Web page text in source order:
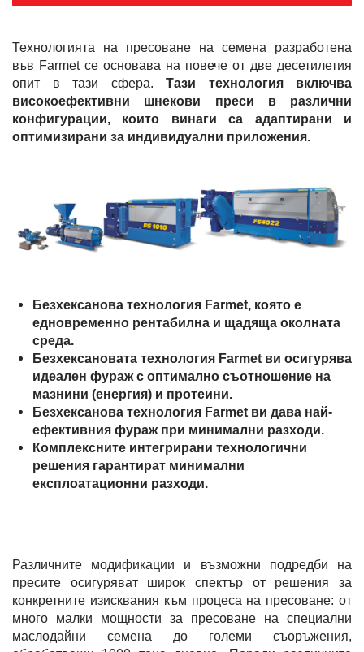
Технологията на пресоване на семена разработена
във Farmet се основава на повече от две десетилетия
опит в тази сфера. Тази технология включва
високоефективни шнекови преси в различни
конфигурации, които винаги са адаптирани и
оптимизирани за индивидуални приложения.
Безхексанова технология Farmet, която е
едновременно рентабилна и щадяща околната
среда.
Безхексановата технология Farmet ви осигурява
идеален фураж с оптимално съотношение на
мазнини (енергия) и протеини.
Безхексанова технология Farmet ви дава най-
ефективния фураж при минимални разходи.
Комплексните интегрирани технологични
решения гарантират минимални
експлоатационни разходи.
Различните модификации и възможни подредби на
пресите осигуряват широк спектър от решения за
конкретните изисквания към процеса на пресоване: от
много малки мощности за пресоване на специални
маслодайни семена до големи съоръжения,